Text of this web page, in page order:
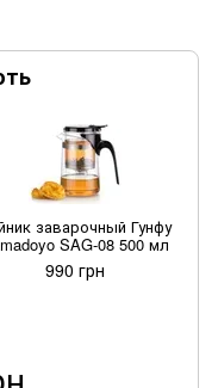
заварочный Гунфу
SAG-08 500 мл
990 грн